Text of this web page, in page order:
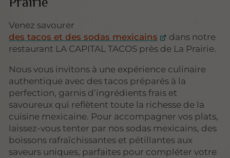
Venez savourer
des tacos et des sodas mexicains
dans notre
restaurant LA CAPITAL TACOS près de La Prairie.
Nous vous invitons à une expérience culinaire
authentique avec des tacos préparés à la
perfection, garnis d’ingrédients frais et
savoureux qui reflètent toute la richesse de la
cuisine mexicaine. Pour accompagner vos plats,
laissez-vous tenter par nos sodas mexicains, des
boissons rafraîchissantes et pétillantes aux
saveurs uniques, parfaites pour compléter votre